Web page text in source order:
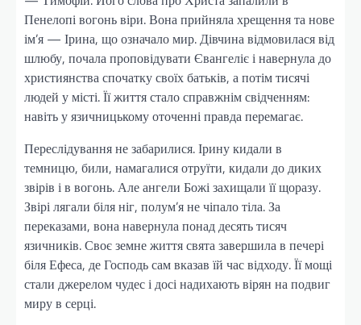
Пенелопі вогонь віри. Вона прийняла хрещення та нове
ім’я — Ірина, що означало мир. Дівчина відмовилася від
шлюбу, почала проповідувати Євангеліє і навернула до
християнства спочатку своїх батьків, а потім тисячі
людей у місті. Її життя стало справжнім свідченням:
навіть у язичницькому оточенні правда перемагає.
Переслідування не забарилися. Ірину кидали в
темницю, били, намагалися отруїти, кидали до диких
звірів і в вогонь. Але ангели Божі захищали її щоразу.
Звірі лягали біля ніг, полум’я не чіпало тіла. За
переказами, вона навернула понад десять тисяч
язичників. Своє земне життя свята завершила в печері
біля Ефеса, де Господь сам вказав їй час відходу. Її мощі
стали джерелом чудес і досі надихають вірян на подвиг
миру в серці.